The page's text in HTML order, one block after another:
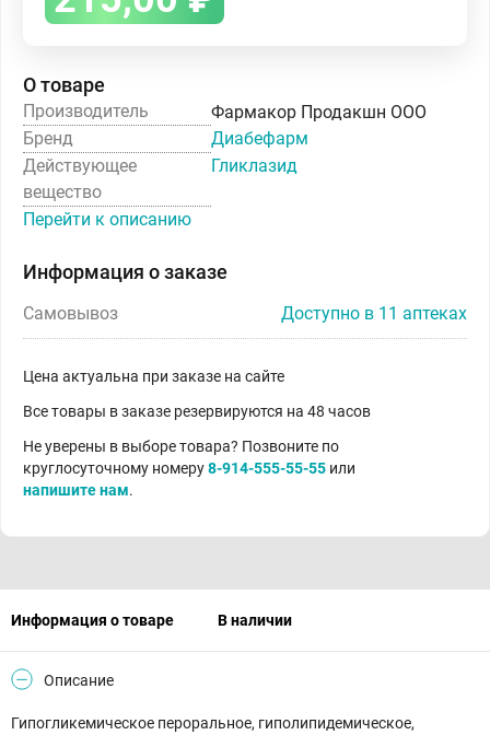
О товаре
Производитель
Фармакор Продакшн ООО
Бренд
Диабефарм
Действующее
вещество
Гликлазид
Перейти к описанию
Информация о заказе
Самовывоз Доступно в 11 аптеках
Цена актуальна при заказе на сайте
Все товары в заказе резервируются на 48 часов
Не уверены в выборе товара? Позвоните по
круглосуточному номеру8-914-555-55-55 или
напишите нам.
Информация о товаре В наличии
Описание
Гипогликемическое пероральное, гиполипидемическое,